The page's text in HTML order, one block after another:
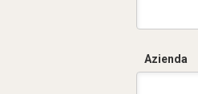
Azienda